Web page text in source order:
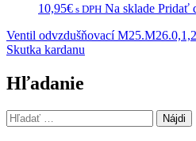
10,95€ s DPH Na sklade Pridať
Navigácia
v
článku
Ventil odvzdušňovací
Skutka kardanu
Hľadanie
Hľadať: